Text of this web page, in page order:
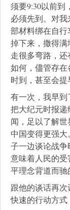
须要9:30以前到
必须先到。对
部材料绑在自
掉下来，撒得满
走很多弯路，
如何，儘管存
时到，甚至会提
有一次，我早
把大纪元时报
闻，足以了解
中国变得更强
子一边谈论战
意味着人民的
平理念背道而驰
跟他的谈话再
快速的行动方式